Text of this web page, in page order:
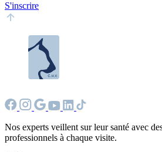
S'inscrire
Nos experts veillent sur leur santé avec
professionnels à chaque visite.